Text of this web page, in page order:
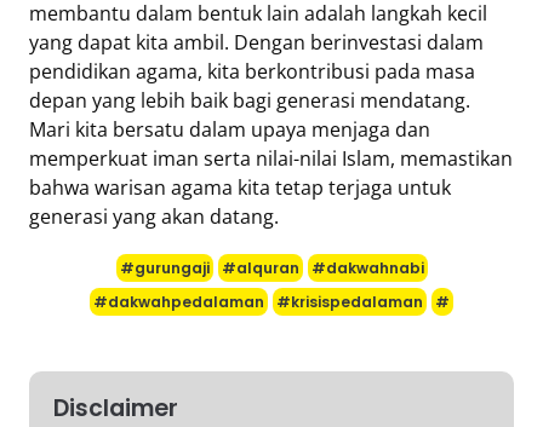
membantu dalam bentuk lain adalah langkah kecil
yang dapat kita ambil. Dengan berinvestasi dalam
pendidikan agama, kita berkontribusi pada masa
depan yang lebih baik bagi generasi mendatang.
Mari kita bersatu dalam upaya menjaga dan
memperkuat iman serta nilai-nilai Islam, memastikan
bahwa warisan agama kita tetap terjaga untuk
generasi yang akan datang.
#gurungaji #alquran
#dakwahnabi
#dakwahpedalaman
#krisispedalaman #
Disclaimer